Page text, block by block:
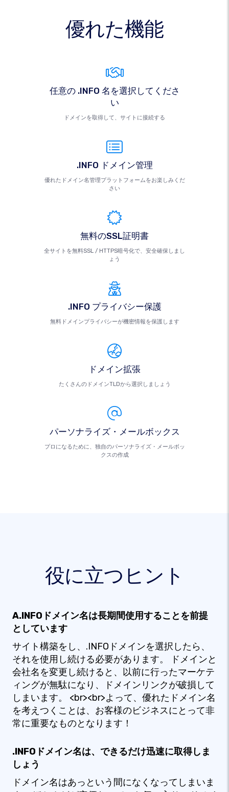
優れた機能
任意の .INFO 名を選択してくださ
い
ドメインを取得して、サイトに接続する
.INFO ドメイン管理
優れたドメイン名管理プラットフォームをお楽しみくだ
さい
無料のSSL証明書
全サイトを無料SSL / HTTPS暗号化で、安全確保しまし
ょう
.INFO プライバシー保護
無料ドメインプライバシーが機密情報を保護します
ドメイン拡張
たくさんのドメインTLDから選択しましょう
パーソナライズ・メールボックス
プロになるために、独自のパーソナライズ・メールボッ
クスの作成
役に立つヒント
A.INFOドメイン名は長期間使用することを前提
としています
サイト構築をし、.INFOドメインを選択したら、
それを使用し続ける必要があります。 ドメインと
会社名を変更し続けると、以前に行ったマーケテ
ィングが無駄になり、ドメインリンクが破損して
しまいます。 <br><br>よって、優れたドメイン名
を考えつくことは、お客様のビジネスにとって非
常に重要なものとなります！
.INFOドメイン名は、できるだけ迅速に取得しま
しょう
ドメイン名はあっという間になくなってしまいま